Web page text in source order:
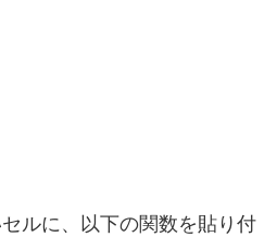
ルに、以下の関数を貼り付